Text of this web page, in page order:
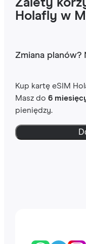
Zalety
Holafly w
Zmiana planów?
Kup kartę eSIM
Masz do 6
pieniędzy.